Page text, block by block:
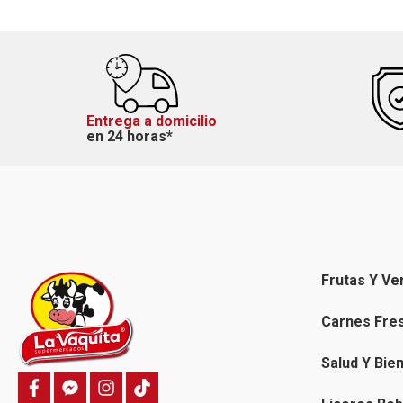
Entrega a domicilio
en 24 horas*
f f i T
Frutas Y
Carnes
Salud Y